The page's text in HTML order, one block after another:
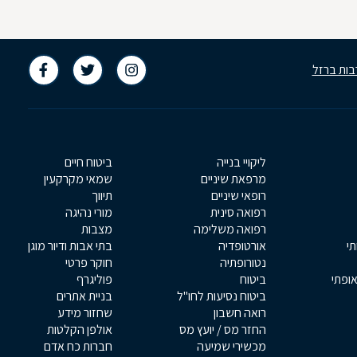
ברזל
ליקויי בנייה
מרפאת שיניים
רופאי שיניים
רפואה סינית
רפואה משלימה
אורטופדיה
נטורופתיה
ביטוח
ביטוח נסיעות לחו"ל
רואה חשבון
החזר מס / יועץ מס
מכשירי שמיעה
ביטוח חיים
שמאי מקרקעין
תיווך
מורי נהיגה
מצבות
בתי אבות ודיור מוגן
חוקר פרטי
פוליגרף
בניית אתרים
שחזור מידע
אולפן הקלטות
חברות כח אדם